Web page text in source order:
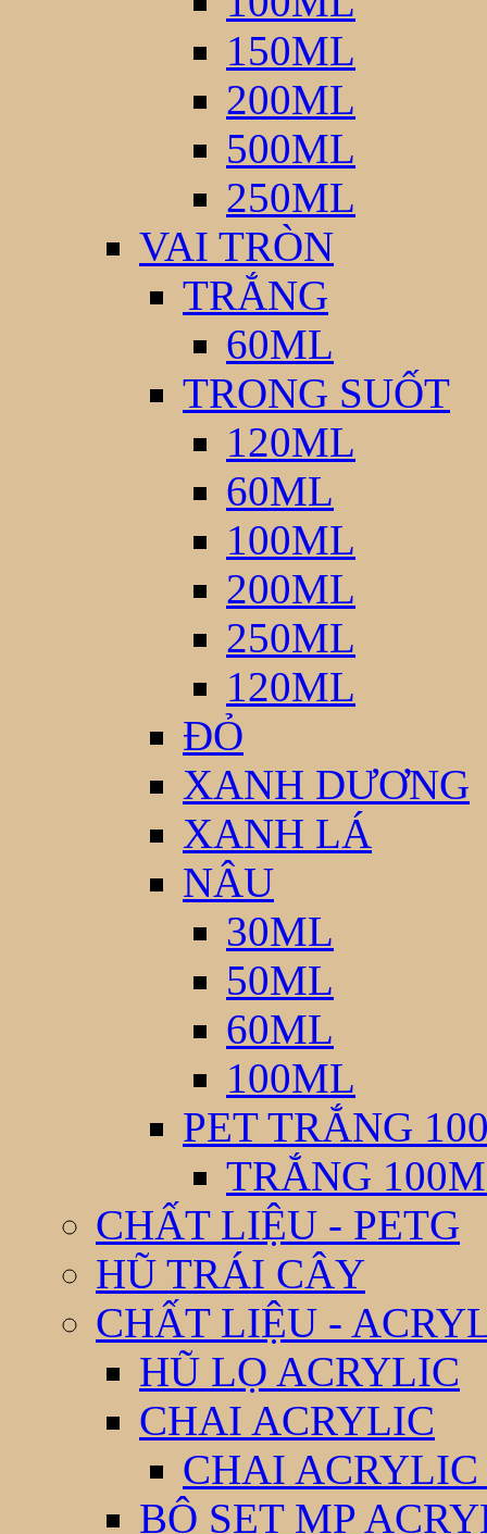
150ML
200ML
500ML
250ML
VAI TRÒN
TRẮNG
60ML
TRONG SUỐT
120ML
60ML
100ML
200ML
250ML
120ML
ĐỎ
XANH DƯƠNG
XANH LÁ
NÂU
30ML
50ML
60ML
100ML
PET TRẮNG
TRẮNG
CHẤT LIỆU - PETG
HŨ TRÁI CÂY
CHẤT LIỆU -
HŨ LỌ ACRYLIC
CHAI ACRYLIC
CHAI ACRYLIC
BỘ SET MP